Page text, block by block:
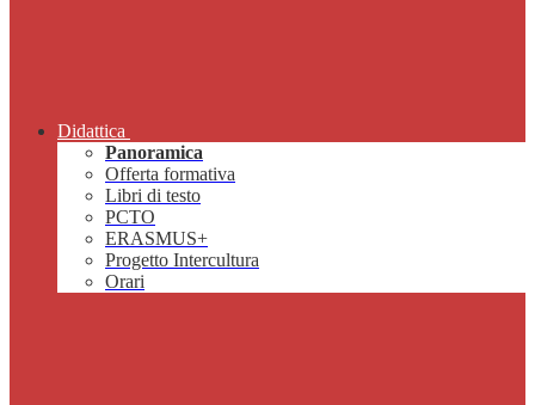
Didattica
Panoramica
Offerta formativa
Libri di testo
PCTO
ERASMUS+
Progetto Intercultura
Orari